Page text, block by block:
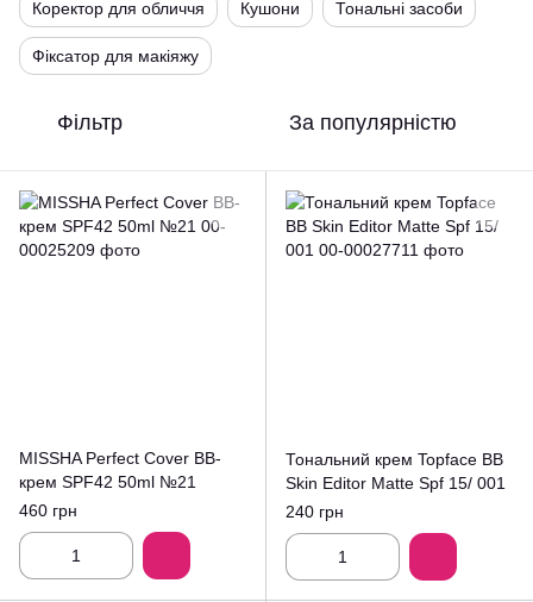
Коректор для обличчя Кушони Тональні засоби
Фіксатор для макіяжу
Фільтр За популярністю
MISSHA Perfect Cover ВВ-
крем SPF42 50ml №21
460 грн
Тональний крем Topface BB
Skin Editor Matte Spf 15/ 001
240 грн